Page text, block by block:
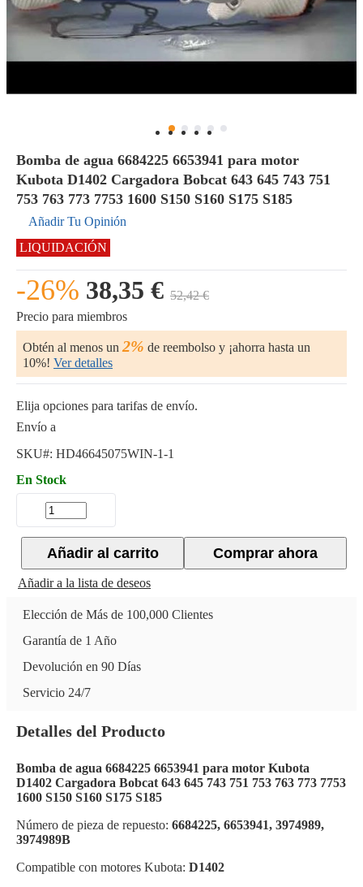
Bomba de agua 6684225 6653941 para motor
Kubota D1402 Cargadora Bobcat 643 645 743 751
753 763 773 7753 1600 S150 S160 S175 S185
Añadir Tu Opinión
LIQUIDACIÓN
-26% 38,35 € 52,42 €
Precio para miembros
Obtén al menos un 2% de reembolso y ¡ahorra hasta un
10%! Ver detalles
Elija opciones para tarifas de envío.
Envío a
SKU#: HD46645075WIN-1-1
En Stock
Comprar ahora
Añadir al carrito
Añadir a la lista de deseos
Elección de Más de 100,000 Clientes
Garantía de 1 Año
Devolución en 90 Días
Servicio 24/7
Detalles del Producto
Bomba de agua 6684225 6653941 para motor Kubota
D1402 Cargadora Bobcat 643 645 743 751 753 763 773 7753
1600 S150 S160 S175 S185
Número de pieza de repuesto: 6684225, 6653941, 3974989,
3974989B
Compatible con motores Kubota: D1402